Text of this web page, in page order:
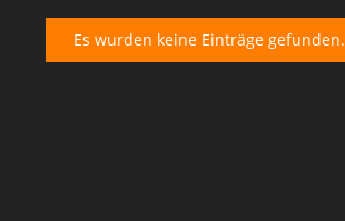
Es wurden keine Einträge gefunden.